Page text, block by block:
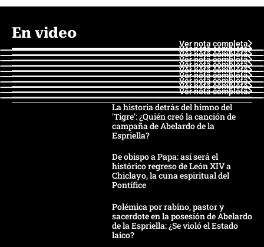
En video
Ver nota completa
Ver nota completa
Ver nota completa
Ver nota completa
Ver nota completa
Ver nota completa
Ver nota completa
Ver nota completa
Ver nota completa
Ver nota completa
La historia detrás del himno del
'Tigre': ¿Quién creó la canción de
campaña de Abelardo de la
Espriella?
De obispo a Papa: así será el
histórico regreso de León XIV a
Chiclayo, la cuna espiritual del
Pontífice
Polémica por rabino, pastor y
sacerdote en la posesión de Abelardo
de la Espriella: ¿Se violó el Estado
laico?